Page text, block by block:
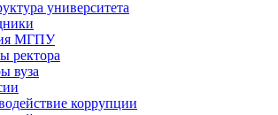
университета
МГПУ
ректора
вуза
коррупции